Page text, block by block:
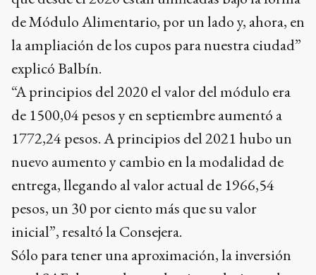
de Módulo Alimentario, por un lado y, ahora, en
la ampliación de los cupos para nuestra ciudad”
explicó Balbín.
“A principios del 2020 el valor del módulo era
de 1500,04 pesos y en septiembre aumentó a
1772,24 pesos. A principios del 2021 hubo un
nuevo aumento y cambio en la modalidad de
entrega, llegando al valor actual de 1966,54
pesos, un 30 por ciento más que su valor
inicial”, resaltó la Consejera.
Sólo para tener una aproximación, la inversión